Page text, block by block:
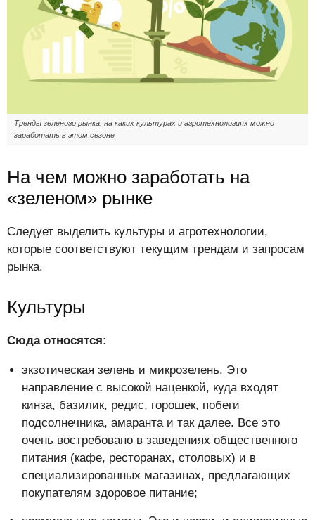
Тренды зеленого рынка: на каких культурах и агротехнологиях можно
заработать в этом сезоне
На чем можно заработать на
«зеленом» рынке
Следует выделить культуры и агротехнологии,
которые соответствуют текущим трендам и запросам
рынка.
Культуры
Сюда относятся:
экзотическая зелень и микрозелень. Это
направление с высокой наценкой, куда входят
кинза, базилик, редис, горошек, побеги
подсолнечника, амаранта и так далее. Все это
очень востребовано в заведениях общественного
питания (кафе, ресторанах, столовых) и в
специализированных магазинах, предлагающих
покупателям здоровое питание;